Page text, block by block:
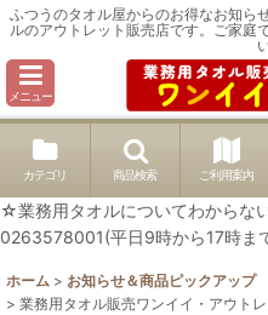
ふつうのタオル屋からのお得なお知ら
ルのアウトレット販売店です。ご家庭
メニュー
カテゴリ 商品検索 ご利用案内
☆業務用タオルについてわからな
0263578001(平日9時から17時ま
ホーム > お知らせ＆商品ピックアップ
> 業務用タオル販売ワンイイ・アウト